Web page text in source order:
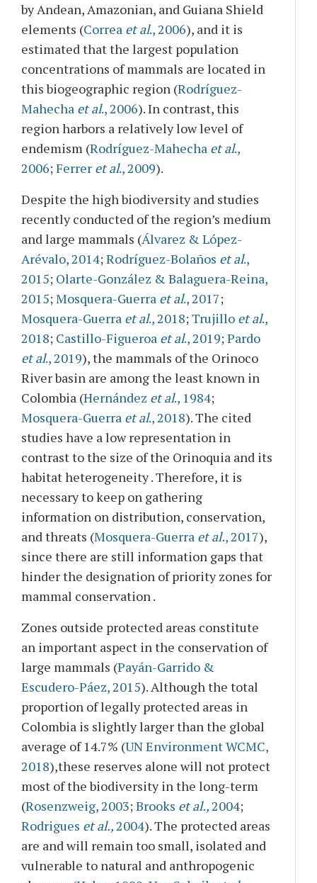
by Andean, Amazonian, and Guiana Shield
elements (Correa et al., 2006), and it is
estimated that the largest population
concentrations of mammals are located in
this biogeographic region (Rodríguez-
Mahecha et al., 2006). In contrast, this
region harbors a relatively low level of
endemism (Rodríguez-Mahecha et al.,
2006;Ferrer et al., 2009).
Despite the high biodiversity and studies
recently conducted of the region’s medium
and large mammals (Álvarez & López-
Arévalo, 2014;Rodríguez-Bolaños et al.,
2015; Olarte-González & Balaguera-Reina,
2015;Mosquera-Guerra et al., 2017;
Mosquera-Guerra et al., 2018;Trujillo et al.,
2018; Castillo-Figueroa et al., 2019;Pardo
et al., 2019), the mammals of the Orinoco
River basin are among the least known in
Colombia (Hernández et al., 1984;
Mosquera-Guerra et al., 2018). The cited
studies have a low representation in
contrast to the size of the Orinoquia and its
habitat heterogeneity . Therefore, it is
necessary to keep on gathering
information on distribution, conservation,
and threats (Mosquera-Guerra et al., 2017),
since there are still information gaps that
hinder the designation of priority zones for
mammal conservation .
Zones outside protected areas constitute
an important aspect in the conservation of
large mammals (Payán-Garrido &
Escudero-Páez, 2015). Although the total
proportion of legally protected areas in
Colombia is slightly larger than the global
average of 14.7% (UN Environment WCMC,
2018),these reserves alone will not protect
most of the biodiversity in the long-term
(Rosenzweig, 2003;Brooks et al.,2004;
Rodrigues et al.,2004). The protected areas
are and will remain too small, isolated and
vulnerable to natural and anthropogenic